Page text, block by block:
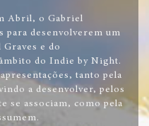
Abril, o Gabriel
desenvolverem um
e do
do Indie by Night.
tanto pela
a desenvolver, pelos
se associam, como pela